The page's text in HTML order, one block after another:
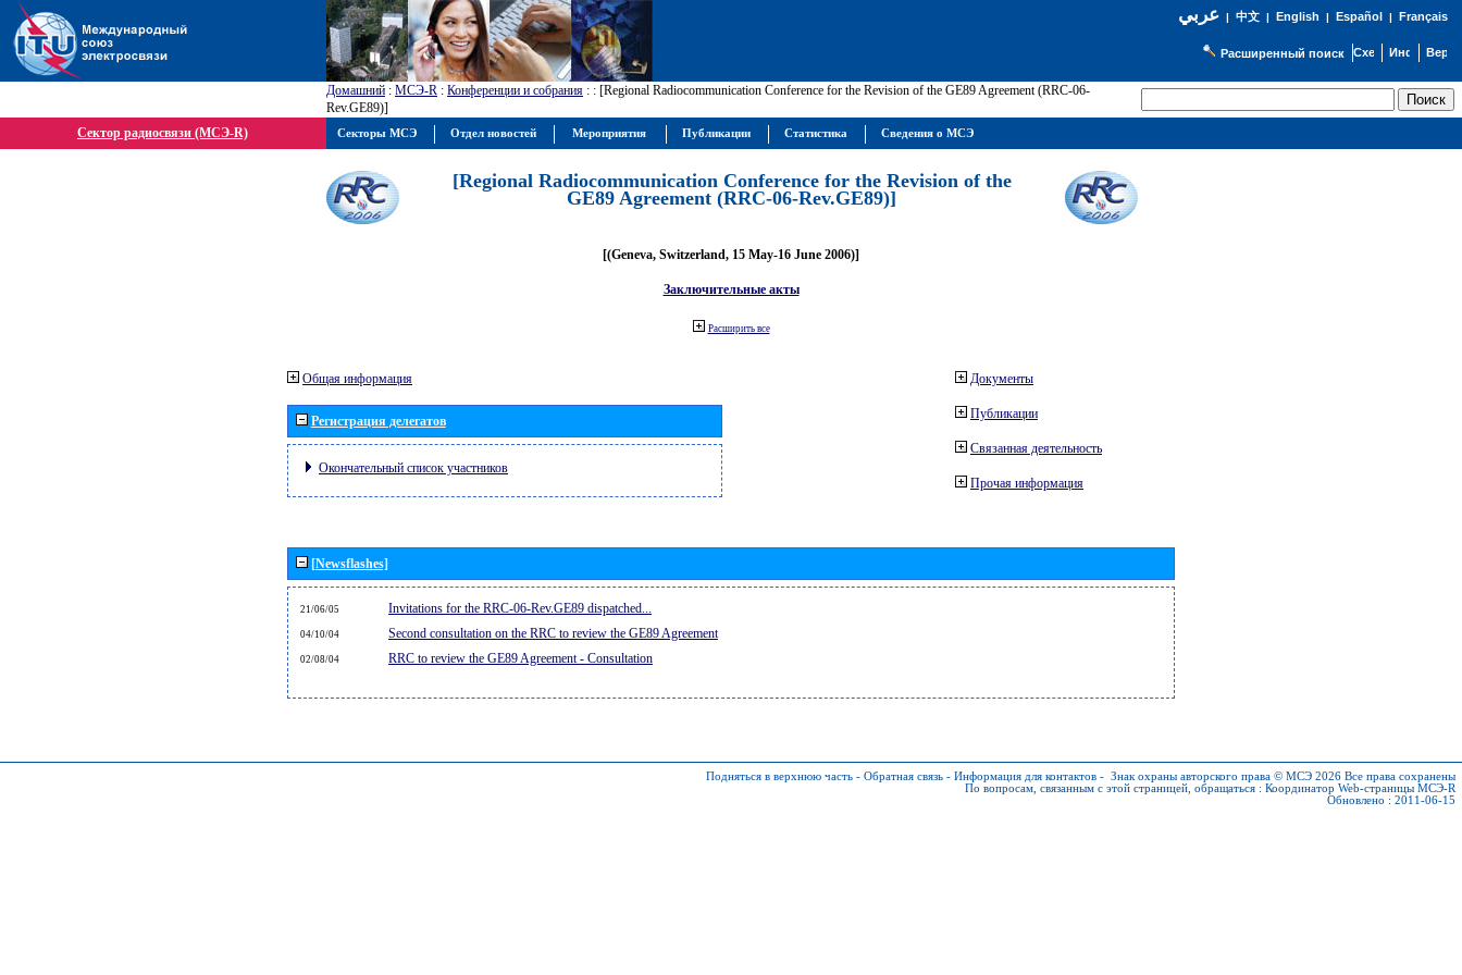
عربي| 中文| English | Español | Français
Расширенный поиск
Домашний : МСЭ-R : Конференции и собрания : : [Regional Radiocommunication Conference for the Revision of the GE89 Agreement (RRC-06-
Rev.GE89)]
Сектор радиосвязи (МСЭ-R)
[Regional Radiocommunication Conference for the Revision of the
GE89 Agreement (RRC-06-Rev.GE89)]
[(Geneva, Switzerland, 15 May-16 June 2006)]
Заключительные акты
Расширить все
Общая информация
Регистрация делегатов
Окончательный список участников
Документы
Публикации
Связанная деятельность
Прочая информация
[Newsflashes]
21/06/05 Invitations for the RRC-06-Rev.GE89 dispatched...
04/10/04 Second consultation on the RRC to review the GE89 Agreement
02/08/04 RRC to review the GE89 Agreement - Consultation
Подняться в верхнюю часть - Обратная связь - Информация для контактов - Знак охраны авторского права © МСЭ 2026 Все права сохранены
По вопросам, связанным с этой страницей, обращаться : Координатор Web-страницы МСЭ-R
Обновлено : 2011-06-15
Секторы МСЭ Отдел новостей Мероприятия Публикации Статистика Сведения о МСЭ